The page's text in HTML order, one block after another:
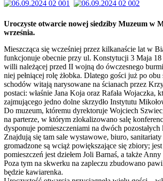
Uroczyste otwarcie nowej siedziby Muzeum w
września.
Mieszcząca się wcześniej przez kilkanaście lat w
funkcjonuje obecnie przy ul. Konstytucji 3 Maja
willi należącej przed II wojną do ówczesnego
niej pełniącej rolę żłobka. Dlatego gości już po
schodów witają narysowane na ścianach przez
postaci: właśnie Jana Koja oraz Rafała Wojaczka,
zajmującego jedno dolne skrzydło Instytutu
Do muzeum, któremu dyrektoruje Wojciech
na parterze, w którym zlokalizowano salę
dysponuje pomieszczeniami na dwóch
Znajdują się tam sale wystawowe, biuro,
gromadzone są wciąż powiększające się zbiory;
pomieszczeń jest dziełem Joli Barnaś, a także
Poza tym na skwerku na zapleczu zbudowano
będzie kawiarenka.